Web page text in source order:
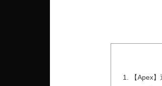
【Apex